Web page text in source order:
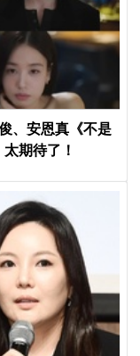
、安恩真《不是
期待了！